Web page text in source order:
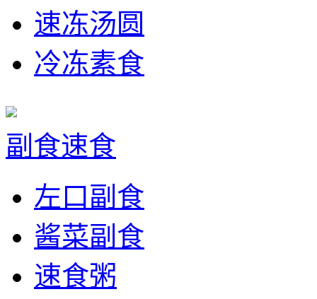
速冻汤圆
冷冻素食
副食速食
左口副食
酱菜副食
速食粥